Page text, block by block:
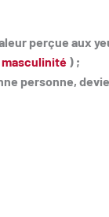
perçue aux
) ;
personne,